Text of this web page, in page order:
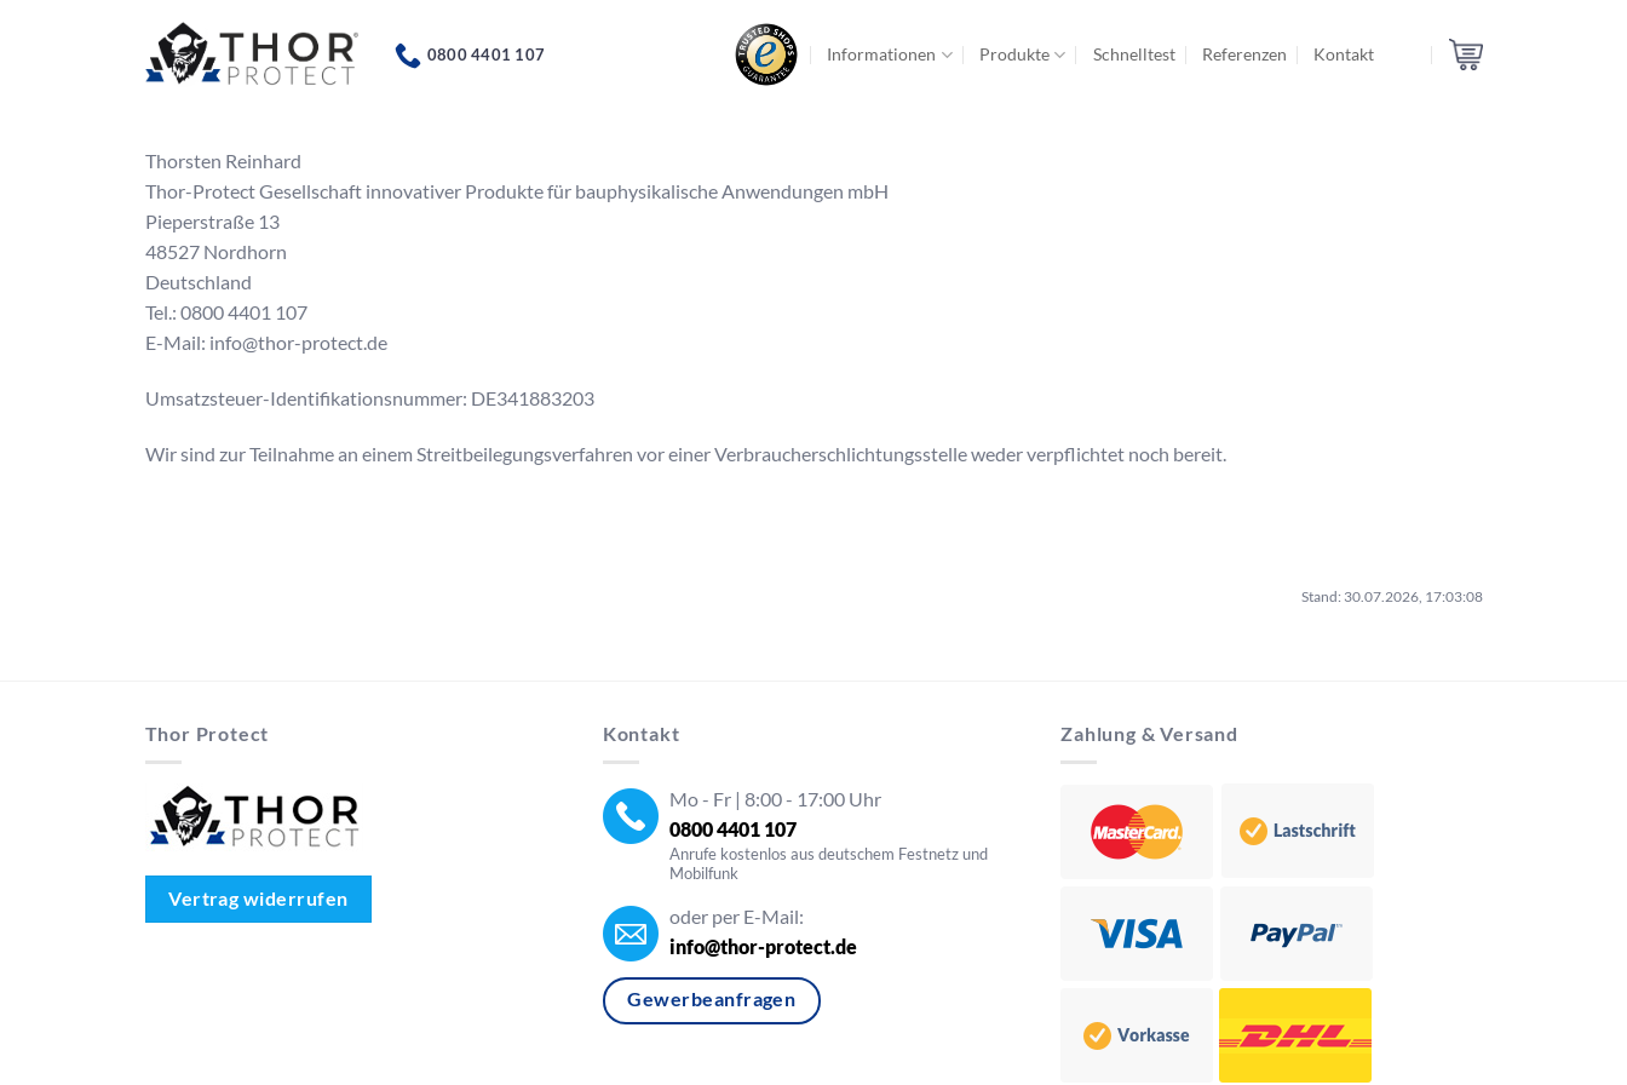
0800 4401 107 Informationen Produkte Schnelltest Referenzen Kontakt
Thorsten Reinhard
Thor-Protect Gesellschaft innovativer Produkte für bauphysikalische Anwendungen mbH
Pieperstraße 13
48527 Nordhorn
Deutschland
Tel.: 0800 4401 107
E-Mail: info@thor-protect.de
Umsatzsteuer-Identifikationsnummer: DE341883203
Wir sind zur Teilnahme an einem Streitbeilegungsverfahren vor einer Verbraucherschlichtungsstelle weder verpflichtet noch bereit.
Stand: 30.07.2026, 17:03:08
Thor Protect
Vertrag widerrufen
Kontakt
Mo - Fr | 8:00 - 17:00 Uhr
0800 4401 107
Anrufe kostenlos aus deutschem Festnetz und
Mobilfunk
oder per E-Mail:
info@thor-protect.de
Gewerbeanfragen
Zahlung & Versand